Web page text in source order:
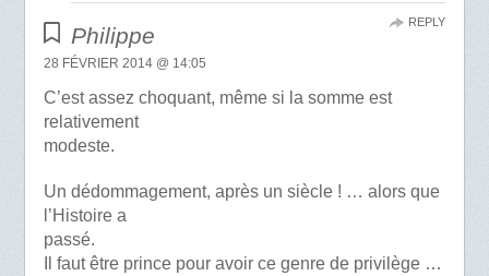
Philippe
28 FÉVRIER 2014 @ 14:05
C’est assez choquant, même si la somme est
relativement
modeste.
Un dédommagement, après un siècle ! … alors que
l’Histoire a
passé.
Il faut être prince pour avoir ce genre de privilège …
REPLY